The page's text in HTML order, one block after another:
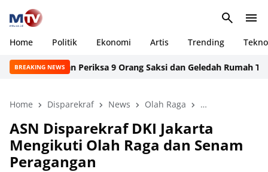
Home Politik Ekonomi Artis Trending Tekno
BREAKING NEWS
Sembilan Periksa 9 Orang Saksi dan Geledah Rumah
Home Disparekraf News Olah Raga Senam
ASN Disparekraf DKI Jakarta
Mengikuti Olah Raga dan Senam
Peragangan